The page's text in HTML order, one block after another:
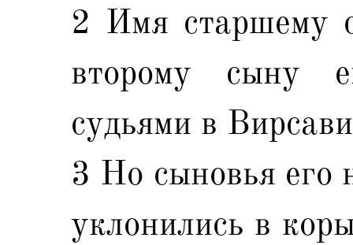
2 Имя старшему
второму сыну
судьями в
3 Но сыновья его
уклонились в